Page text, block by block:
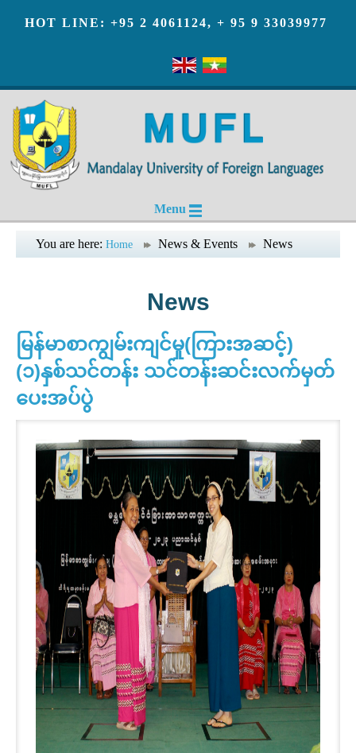
HOT LINE: +95 2 4061124, + 95 9 33039977
Menu
You are here: Home News & Events News
News
မြန်မာစာကျွမ်းကျင်မှု(ကြားအဆင့်)
(၁)နှစ်သင်တန်း သင်တန်းဆင်းလက်မှတ်
ပေးအပ်ပွဲ